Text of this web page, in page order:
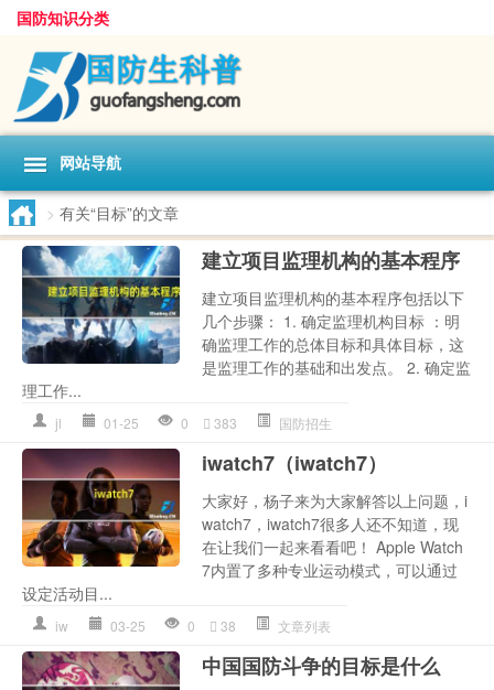
国防知识分类
网站导航
> 有关“目标”的文章
建立项目监理机构的基本程序
建立项目监理机构的基本程序包括以下
几个步骤： 1. 确定监理机构目标 ：明
确监理工作的总体目标和具体目标，这
是监理工作的基础和出发点。 2. 确定监
理工作...
jl 01-25 0 383 国防招生
iwatch7（iwatch7）
大家好，杨子来为大家解答以上问题，i
watch7，iwatch7很多人还不知道，现
在让我们一起来看看吧！ Apple Watch
7内置了多种专业运动模式，可以通过
设定活动目...
iw 03-25 0 38 文章列表
中国国防斗争的目标是什么